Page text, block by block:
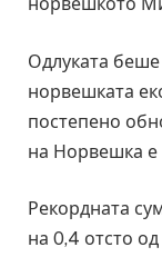
Одлуката
норвешката
постепено
на Норвешка е
Рекордната
на 0,4 отсто